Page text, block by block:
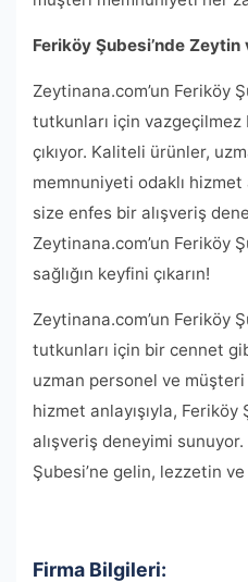
Feriköy Şubesi’nde
Zeytinana.com’un Feriköy
tutkunları için
çıkıyor. Kaliteli ürünler,
memnuniyeti odaklı hizmet
size enfes bir alışveriş
Zeytinana.com’un Feriköy
sağlığın keyfini çıkarın!
Zeytinana.com’un Feriköy
tutkunları için bir cennet
uzman personel ve
hizmet anlayışıyla,
alışveriş deneyimi
Şubesi’ne gelin, lezzetin ve
Firma Bilgileri: